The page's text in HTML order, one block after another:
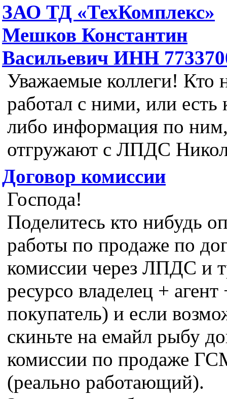
ЗАО ТД «ТехКомплекс»
Мешков Константин
Васильевич ИНН
Уважаемые коллеги! Кто
работал с ними, или есть
либо информация по
отгружают с ЛПДС
Договор комиссии
Господа!
Поделитесь кто нибудь
работы по продаже по
комиссии через ЛПДС и
ресурсо владелец + агент
покупатель) и если
скиньте на емайл рыбу
комиссии по продаже
(реально работающий).